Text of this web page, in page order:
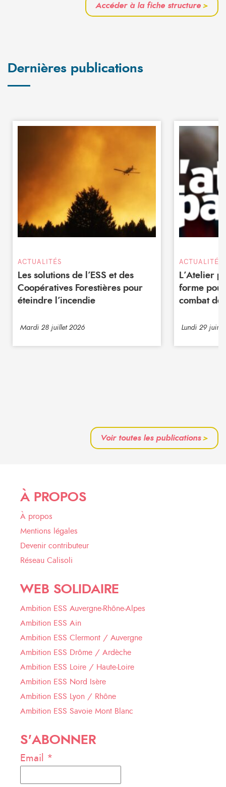
Accéder à la fiche structure>
Dernières publications
ACTUALITÉS
Les solutions de l’ESS et des
Coopératives Forestières pour
éteindre l’incendie
Mardi 28 juillet 2026
ACTUALITÉS
L’Atelier
forme
combat de
Lundi 29 juin
Voir toutes les publications>
À PROPOS
À propos
Mentions légales
Devenir contributeur
Réseau Calisoli
WEB SOLIDAIRE
Ambition ESS Auvergne-Rhône-Alpes
Ambition ESS Ain
Ambition ESS Clermont / Auvergne
Ambition ESS Drôme / Ardèche
Ambition ESS Loire / Haute-Loire
Ambition ESS Nord Isère
Ambition ESS Lyon / Rhône
Ambition ESS Savoie Mont Blanc
S'ABONNER
Email *